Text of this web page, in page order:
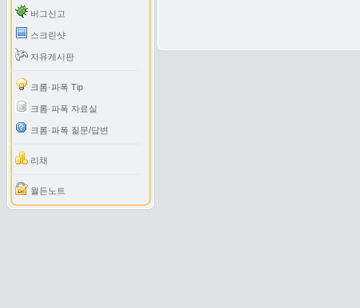
버그신고
스크린샷
자유게시판
크롬·파폭 Tip
크롬·파폭 자료실
크롬·파폭 질문/답변
리채
월든노트